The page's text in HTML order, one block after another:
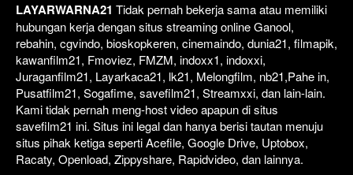
LAYARWARNA21 Tidak pernah bekerja sama atau memiliki
hubungan kerja dengan situs streaming online Ganool,
rebahin, cgvindo, bioskopkeren, cinemaindo, dunia21, filmapik,
kawanfilm21, Fmoviez, FMZM, indoxx1, indoxxi,
Juraganfilm21, Layarkaca21, lk21, Melongfilm, nb21,Pahe in,
Pusatfilm21, Sogafime, savefilm21, Streamxxi, dan lain-lain.
Kami tidak pernah meng-host video apapun di situs
savefilm21 ini. Situs ini legal dan hanya berisi tautan menuju
situs pihak ketiga seperti Acefile, Google Drive, Uptobox,
Racaty, Openload, Zippyshare, Rapidvideo, dan lainnya.